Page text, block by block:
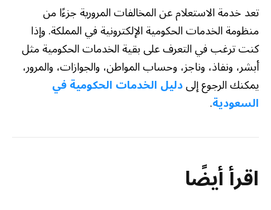
تعد خدمة الاستعلام عن المخالفات المرورية جزءًا من
منظومة الخدمات الحكومية الإلكترونية في المملكة. وإذا
كنت ترغب في التعرف على بقية الخدمات الحكومية مثل
أبشر، ونفاذ، وناجز، وحساب المواطن، والجوازات، والمرور،
يمكنك الرجوع إلىدليل الخدمات الحكومية في
السعودية.
اقرأ أيضًا